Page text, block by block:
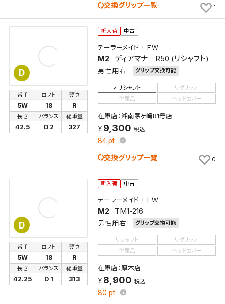
交換グリップ一覧 1
D
新入荷 中古
テーラーメイド ＦＷ
M2 ディアマナ R50 (リシャフト)
男性用右 グリップ交換可能
番手
5W
ロフト
18
硬さ
R
長さ
42.5
バランス
D 2
総重量
327
リシャフト
リグリップ
付属品
ヘッドカバー
在庫店：湘南茅ヶ崎R1号店
9,300 税込
84 pt
交換グリップ一覧 0
D
新入荷 中古
テーラーメイド ＦＷ
M2 TM1-216
男性用右 グリップ交換可能
番手
5W
ロフト
18
硬さ
R
長さ
42.25
バランス
D 1
総重量
313
リシャフト
リグリップ
付属品
ヘッドカバー
在庫店：厚木店
8,900 税込
80 pt